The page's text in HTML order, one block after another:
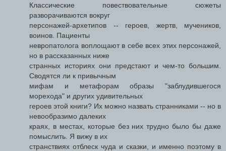
Классические повествовательные сюжеты
разворачиваются вокруг
персонажей-архетипов -- героев, жертв, мучеников,
воинов. Пациенты
невропатолога воплощают в себе всех этих персонажей,
но в рассказанных ниже
странных историях они предстают и чем-то большим.
Сводятся ли к привычным
мифам и метафорам образы "заблудившегося
морехода" и других удивительных
героев этой книги? Их можно назвать странниками -- но в
невообразимо далеких
краях, в местах, которые без них трудно было бы даже
помыслить. Я вижу в их
странствиях отблеск чуда и сказки, и именно поэтому в